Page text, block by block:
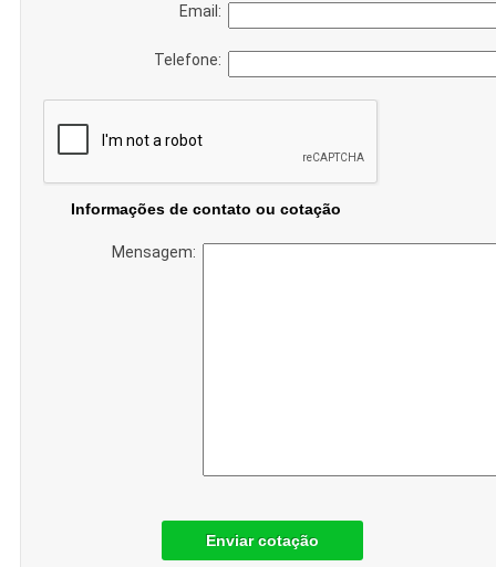
Email:
Telefone:
Informações de contato ou cotação
Mensagem:
Enviar cotação